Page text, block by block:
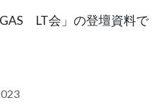
LT会」の登壇資料で